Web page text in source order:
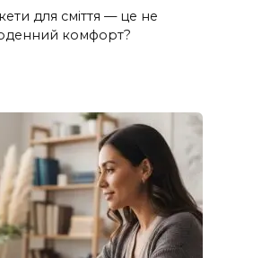
для сміття — це не
комфорт?